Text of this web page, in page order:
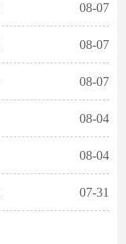
08-07
08-07
08-07
08-04
08-04
07-31